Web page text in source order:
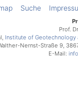
Suche
Prof.
Institute of Geotechnology
Nernst-Straße 9,
E-Mail: